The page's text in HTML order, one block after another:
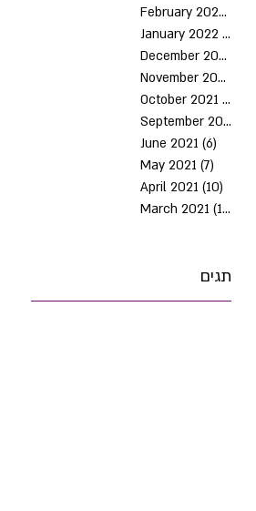
February 2022
January 2022 (6)
December 2021
November 2021
October 2021 (5)
September 2021
June 2021 (6)
May 2021 (7)
April 2021 (10)
March 2021 (10)
תגים